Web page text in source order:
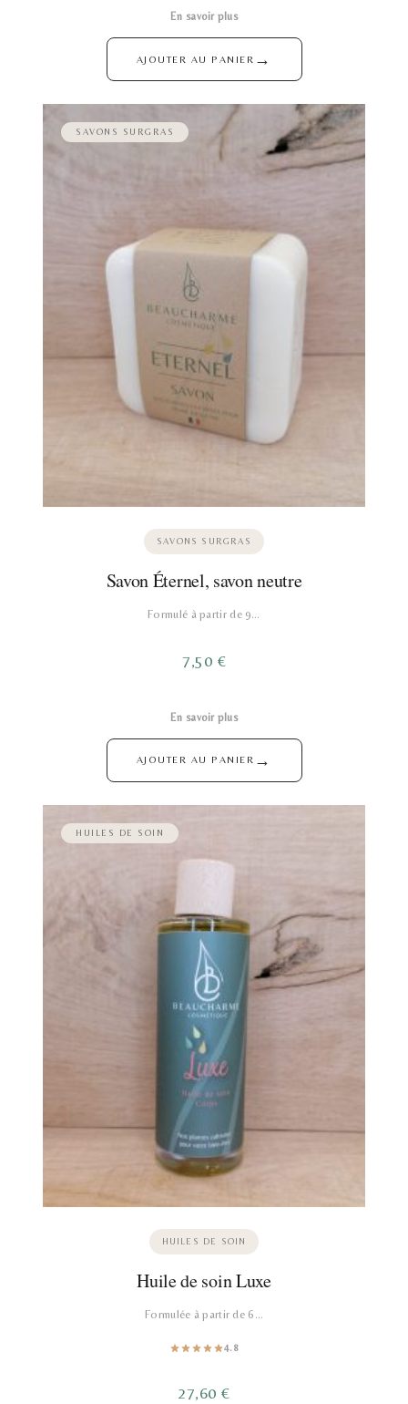
AJOUTER AU PANIER →
En savoir plus
SAVONS SURGRAS
SAVONS SURGRAS
Savon Éternel, savon neutre
Formulé à partir de 9…
7,50 €
AJOUTER AU PANIER →
En savoir plus
HUILES DE SOIN
HUILES DE SOIN
Huile de soin Luxe
Formulée à partir de 6…
4.8
27,60€